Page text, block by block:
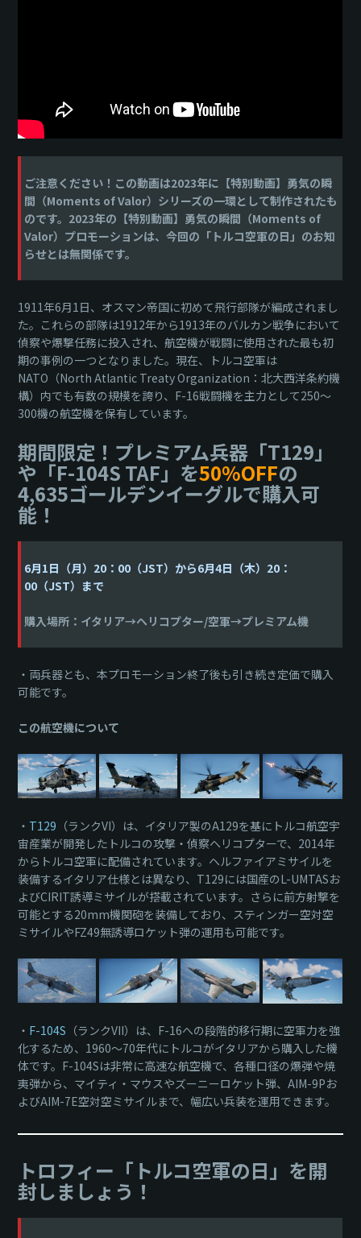
ご注意ください！この動画は2023年に【特別動画】勇気の瞬
間（Moments of Valor）シリーズの一環として制作されたも
のです。2023年の【特別動画】勇気の瞬間（Moments of
Valor）プロモーションは、今回の「トルコ空軍の日」のお知
らせとは無関係です。
1911年6月1日、オスマン帝国に初めて飛行部隊が編成されまし
た。これらの部隊は1912年から1913年のバルカン戦争において
偵察や爆撃任務に投入され、航空機が戦闘に使用された最も初
期の事例の一つとなりました。現在、トルコ空軍は
NATO（North Atlantic Treaty Organization：北大西洋条約機
構）内でも有数の規模を誇り、F-16戦闘機を主力として250～
300機の航空機を保有しています。
期間限定！プレミアム兵器「T129」
や「F-104S TAF」を50%OFFの
4,635ゴールデンイーグルで購入可
能！
6月1日（月）20：00（JST）から6月4日（木）20：
00（JST）まで
購入場所：イタリア→ヘリコプター/空軍→プレミアム機
・両兵器とも、本プロモーション終了後も引き続き定価で購入
可能です。
この航空機について
・ T129 （ランクVI）は、イタリア製のA129を基にトルコ航空宇
宙産業が開発したトルコの攻撃・偵察ヘリコプターで、2014年
からトルコ空軍に配備されています。ヘルファイアミサイルを
装備するイタリア仕様とは異なり、T129には国産のL-UMTASお
よびCIRIT誘導ミサイルが搭載されています。さらに前方射撃を
可能とする20mm機関砲を装備しており、スティンガー空対空
ミサイルやFZ49無誘導ロケット弾の運用も可能です。
・ F-104S （ランクVII）は、F-16への段階的移行期に空軍力を強
化するため、1960～70年代にトルコがイタリアから購入した機
体です。F-104Sは非常に高速な航空機で、各種口径の爆弾や焼
夷弾から、マイティ・マウスやズーニーロケット弾、AIM-9Pお
よびAIM-7E空対空ミサイルまで、幅広い兵装を運用できます。
トロフィー「トルコ空軍の日」を開
封しましょう！